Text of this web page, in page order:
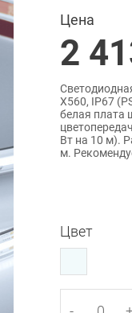
Цена
2
X560, IP67
белая плата
Вт на 10 м).
м.
Цвет